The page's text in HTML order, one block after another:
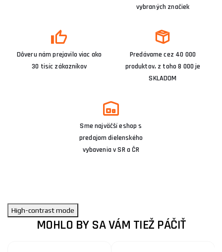
vybraných značiek
Dôveru nám prejavilo viac ako
30 tisíc zákazníkov
Predávame cez 40 000
produktov, z toho 8 000 je
SKLADOM
Sme najväčší eshop s
predajom dielenského
vybavenia v SR a ČR
High-contrast mode
MOHLO BY SA VÁM TIEŽ PÁČIŤ